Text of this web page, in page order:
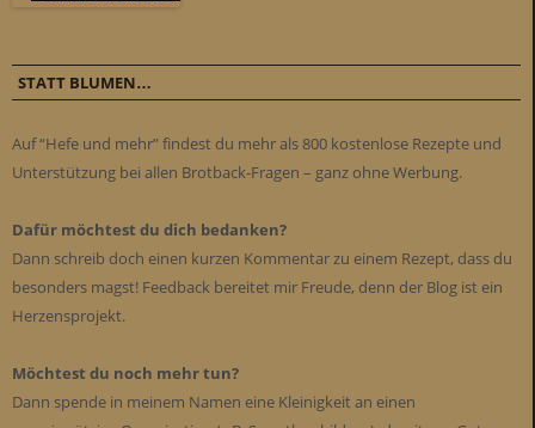
STATT BLUMEN…
Auf “Hefe und mehr” findest du mehr als 800 kostenlose Rezepte und
Unterstützung bei allen Brotback-Fragen – ganz ohne Werbung.
Dafür möchtest du dich bedanken?
Dann schreib doch einen kurzen Kommentar zu einem Rezept, dass du
besonders magst! Feedback bereitet mir Freude, denn der Blog ist ein
Herzensprojekt.
Möchtest du noch mehr tun?
Dann spende in meinem Namen eine Kleinigkeit an einen